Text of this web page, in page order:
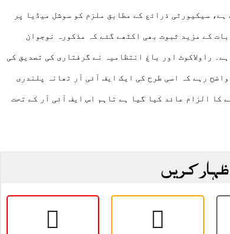
سیکیورٹی ذرائع کے مطابق ملزم کو سوشل میڈیا پر
کے مزید ثبوت بھی اکٹھے گئے کہ مذکورہ نوجوان
راولاکوٹ اور باغ انتظامیہ نے گرفتاری کی تصدیق کی
رہے کہ اسی طرح کی ایک ایف آئی آر تھانہ پلندری
کا الزام عائد کیا گیا ہے تاہم اس ایف آئی آر کے تحت
کریں